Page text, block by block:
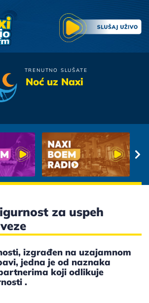
TRENUTNO SLUŠATE
Noć uz Naxi
za uspeh
izgrađen na uzajamnom
jedna je od naznaka
koji odlikuje
.